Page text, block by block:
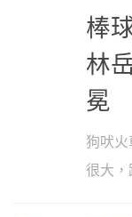
棒
林
冕
狗吠
很大，